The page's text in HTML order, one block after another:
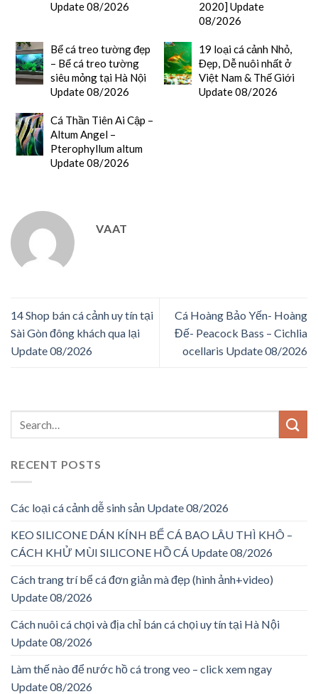
Update 08/2026
2020] Update
08/2026
Bể cá treo tường đẹp
– Bể cá treo tường
siêu mỏng tại Hà Nội
Update 08/2026
19 loại cá cảnh Nhỏ,
Đẹp, Dễ nuôi nhất ở
Việt Nam & Thế Giới
Update 08/2026
Cá Thần Tiên Ai Cập –
Altum Angel –
Pterophyllum altum
Update 08/2026
VAAT
14 Shop bán cá cảnh uy tín tại
Sài Gòn đông khách qua lại
Update 08/2026
Cá Hoàng Bảo Yến- Hoàng
Đế- Peacock Bass – Cichlia
ocellaris Update 08/2026
RECENT POSTS
Các loại cá cảnh dễ sinh sản Update 08/2026
KEO SILICONE DÁN KÍNH BỂ CÁ BAO LÂU THÌ KHÔ –
CÁCH KHỬ MÙI SILICONE HỒ CÁ Update 08/2026
Cách trang trí bể cá đơn giản mà đẹp (hình ảnh+video)
Update 08/2026
Cách nuôi cá chọi và địa chỉ bán cá chọi uy tín tại Hà Nội
Update 08/2026
Làm thế nào để nước hồ cá trong veo – click xem ngay
Update 08/2026